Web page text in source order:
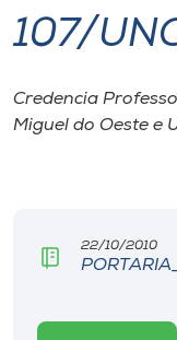
I.nova
Diplomados
CPA
107/
Credencia
Miguel do Oeste e
22/10/2010